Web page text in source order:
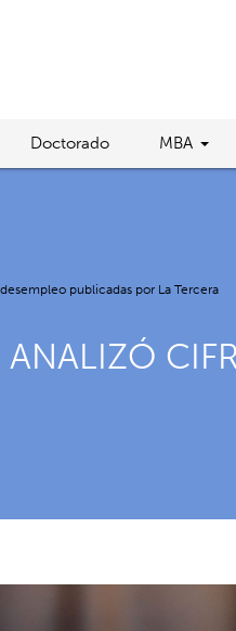
Doctorado MBA
publicadas por La Tercera